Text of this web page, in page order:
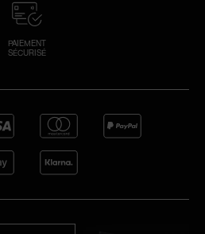
PAIEMENT
SÉCURISÉ